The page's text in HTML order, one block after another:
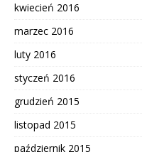
kwiecień 2016
marzec 2016
luty 2016
styczeń 2016
grudzień 2015
listopad 2015
październik 2015